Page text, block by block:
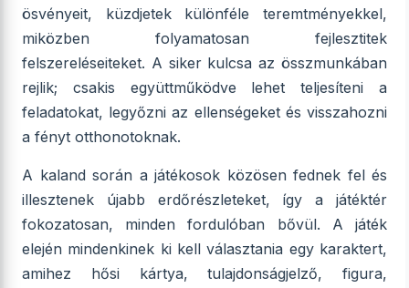
ösvényeit, küzdjetek különféle teremtményekkel,
miközben folyamatosan fejlesztitek
felszereléseiteket. A siker kulcsa az összmunkában
rejlik; csakis együttműködve lehet teljesíteni a
feladatokat, legyőzni az ellenségeket és visszahozni
a fényt otthonotoknak.
A kaland során a játékosok közösen fednek fel és
illesztenek újabb erdőrészleteket, így a játéktér
fokozatosan, minden fordulóban bővül. A játék
elején mindenkinek ki kell választania egy karaktert,
amihez hősi kártya, tulajdonságjelző, figura,